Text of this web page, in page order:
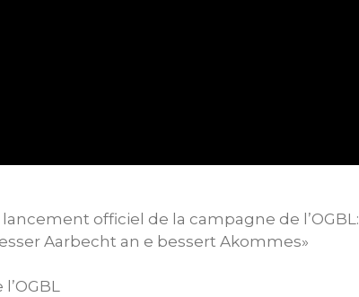
officiel de la campagne de l’OGBL:
Aarbecht an e bessert Akommes»